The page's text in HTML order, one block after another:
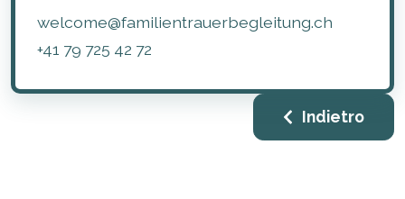
welcome@familientrauerbegleitung.ch
+41 79 725 42 72
Indietro